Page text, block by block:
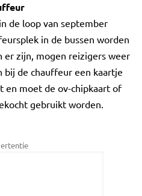
de loop van september
in de bussen worden
er zijn, mogen reizigers weer
bij de chauffeur een kaartje
en moet de ov-chipkaart of
gebruikt worden.